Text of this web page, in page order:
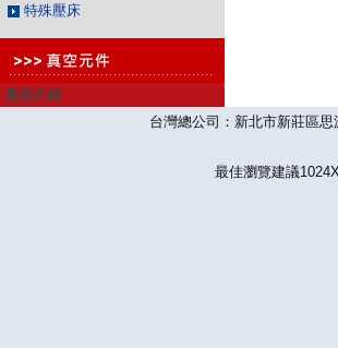
特殊壓床
產品介紹
台灣總公司：新北市新莊區
最佳瀏覽建議